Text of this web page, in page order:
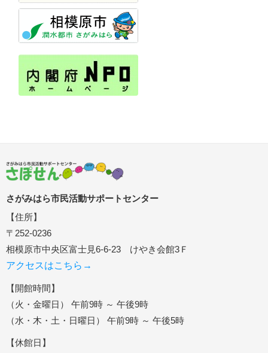
さがみはら市民活動サポートセンター
【住所】
〒252-0236
相模原市中央区富士見6-6-23 けやき会館3Ｆ
アクセスはこちら→
【開館時間】
（火・金曜日） 午前9時 ～ 午後9時
（水・木・土・日曜日） 午前9時 ～ 午後5時
【休館日】